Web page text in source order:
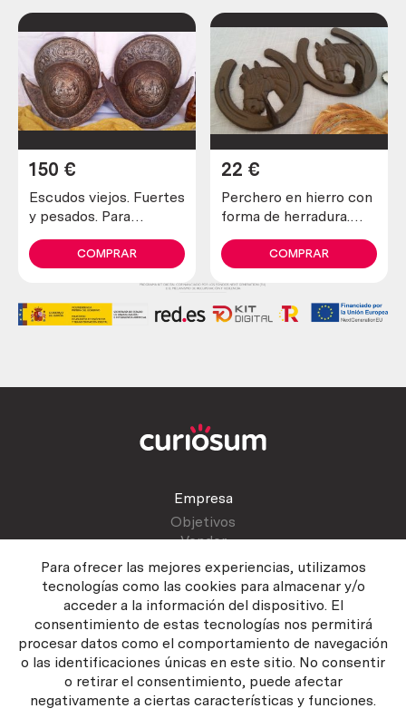
Para ofrecer las mejores experiencias, utilizamos
tecnologías como las cookies para almacenar y/o
acceder a la información del dispositivo. El
consentimiento de estas tecnologías nos permitirá
procesar datos como el comportamiento de navegación
o las identificaciones únicas en este sitio. No consentir
o retirar el consentimiento, puede afectar
negativamente a ciertas características y funciones.
Escudos viejos. Fuertes
y pesados. Para
metal.
150 €
COMPRAR
Perchero en hierro con
forma de herradura.
22 €
COMPRAR
Empresa
Objetivos
Vender
Atención al cliente
Contactar
Manual del vendedor